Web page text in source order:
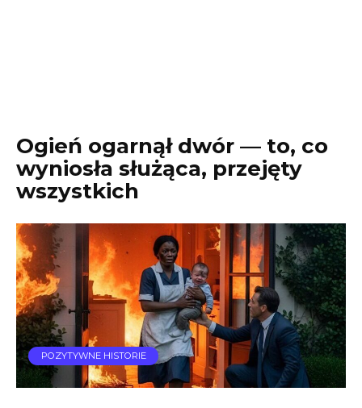
Ogień ogarnął dwór — to, co
wyniosła służąca, przejęty
wszystkich
POZYTYWNE HISTORIE